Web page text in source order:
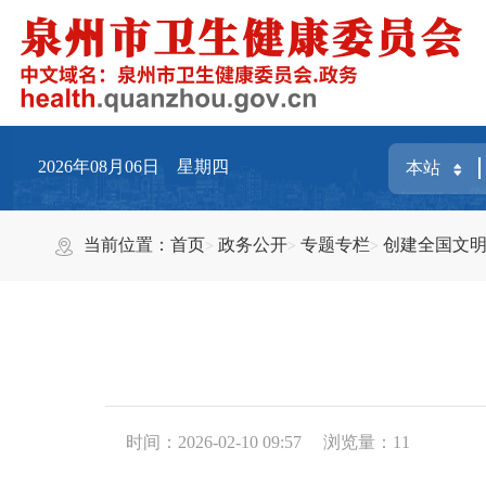
2026年08月06日 星期四
当前位置：首页 政务公开 专题专栏 创建全国文
时间：2026-02-10 09:57 浏览量： 11